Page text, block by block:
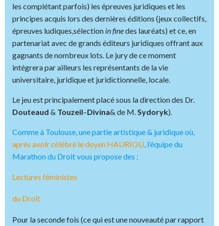
les complétant parfois) les épreuves juridiques et les
principes acquis lors des dernières éditions (jeux collectifs,
épreuves ludiques,sélection in finedes lauréats) et ce, en
partenariat avec de grands éditeurs juridiques offrant aux
gagnants de nombreux lots. Le jury de ce moment
intégrera par ailleurs les représentants de la vie
universitaire, juridique et juridictionnelle, locale.
Le jeu est principalement placé sous la direction des Dr.
Douteaud & Touzeil–Divina& de M.Sydoryk).
Comme à Toulouse, une partie artistique & juridique où,
après avoir célébré le doyen HAURIOU, l’équipe du
Marathon du Droit vous propose des :
Lectures féministes
du Droit
Pour la seconde fois (ce qui est une nouveauté par rapport